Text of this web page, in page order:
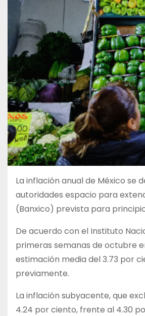
La inflación anual de México
autoridades espacio para
(Banxico) prevista para
De acuerdo con el Instituto
primeras semanas de octubre
estimación media del 3.73 por
previamente.
La inflación subyacente, que
4.24 por ciento, frente al 4.30